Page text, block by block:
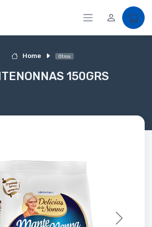
Home Otros
150GRS
Next